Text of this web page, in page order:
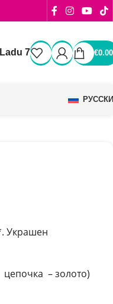
7 €0.00
Украшен
цепочка – золото)